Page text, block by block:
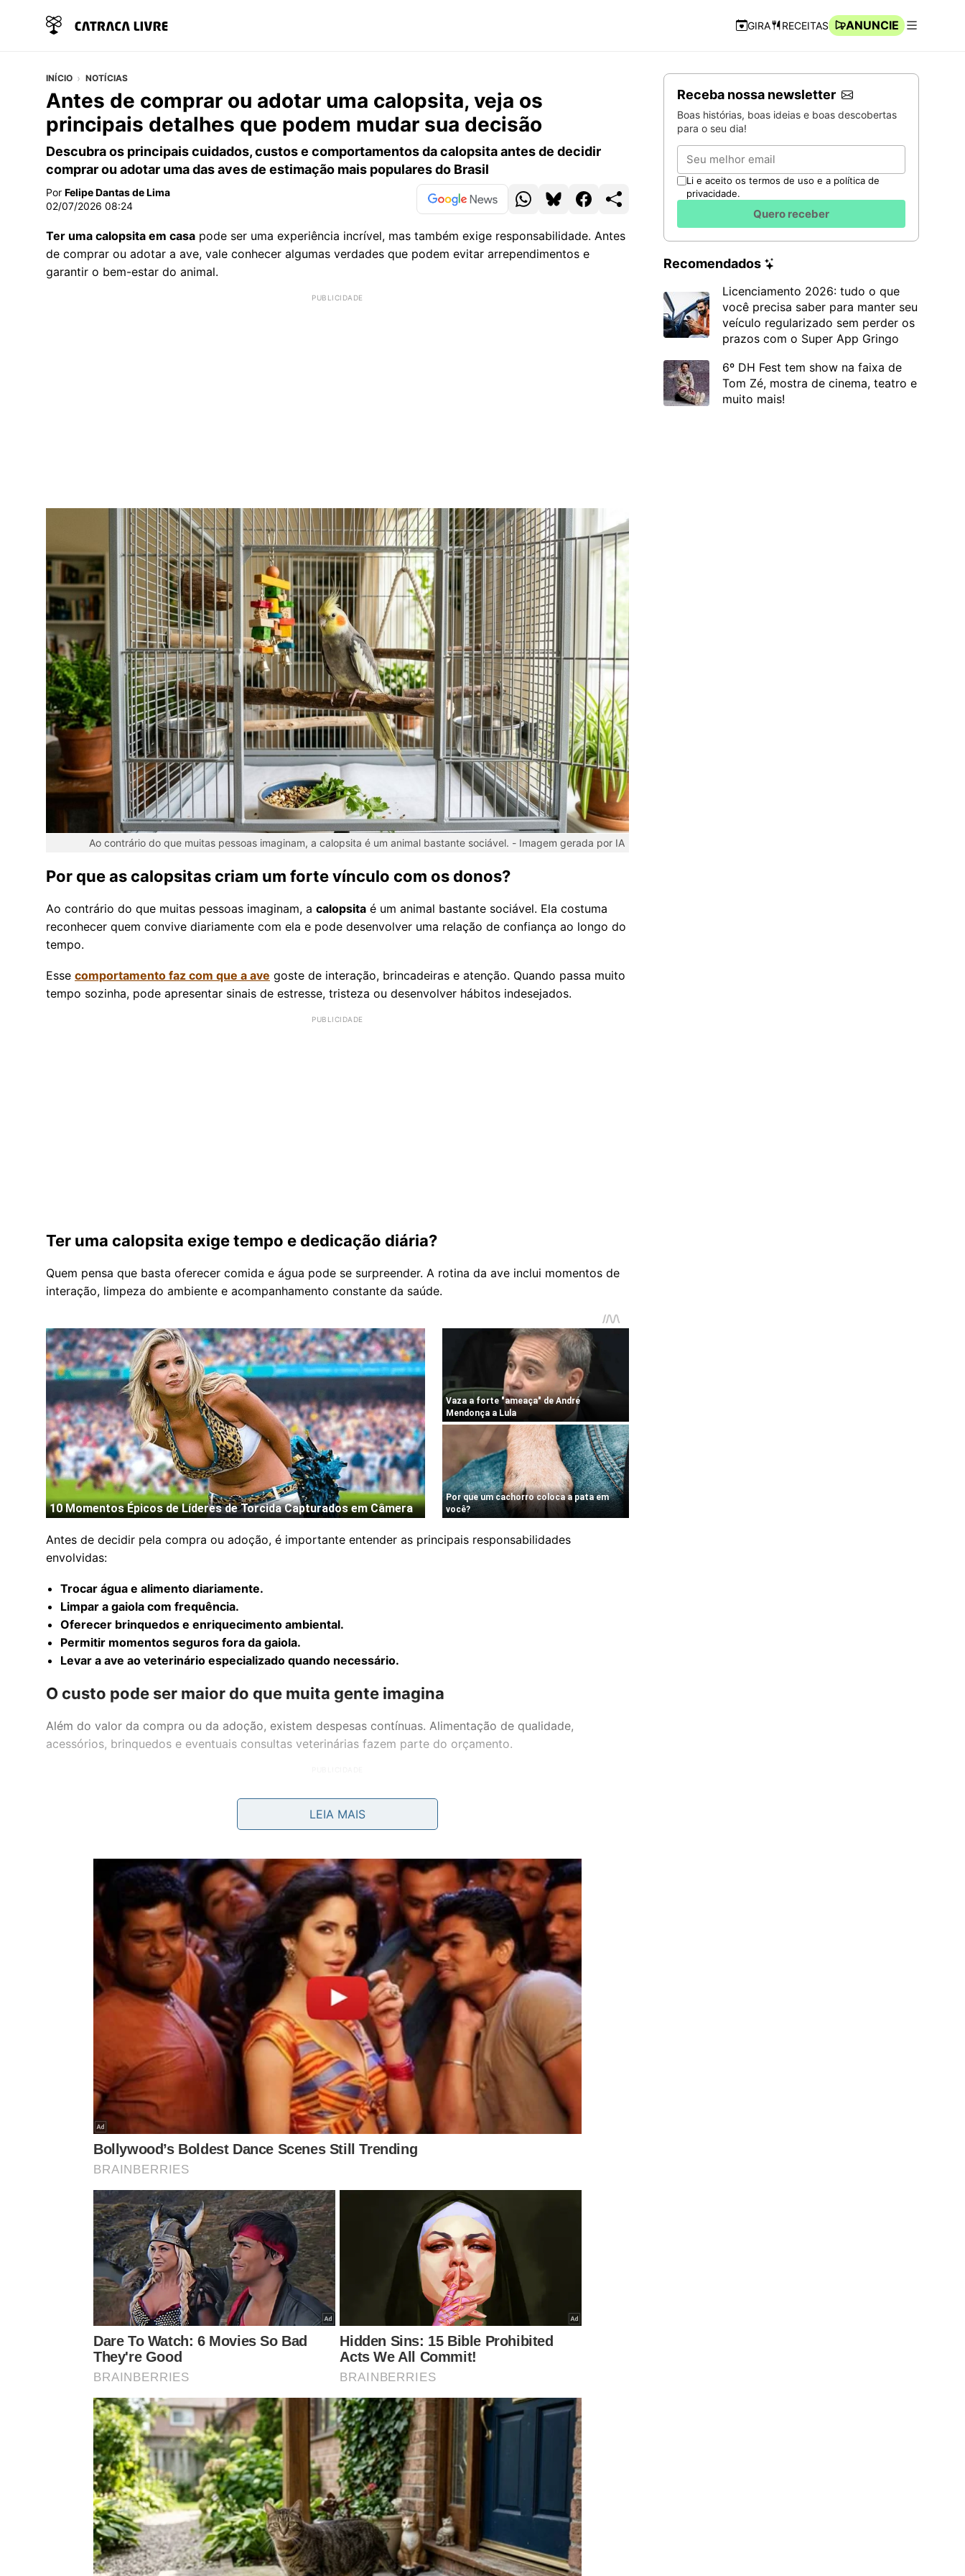
Navegação Rápida
GIRA RECEITAS
ANUNCIE
INÍCIO NOTÍCIAS
Antes de comprar ou adotar uma calopsita, veja os
principais detalhes que podem mudar sua decisão
Descubra os principais cuidados, custos e comportamentos da calopsita antes de decidir
comprar ou adotar uma das aves de estimação mais populares do Brasil
Por Felipe Dantas de Lima
02/07/2026 08:24
Ter uma calopsita em casa pode ser uma experiência incrível, mas também exige responsabilidade. Antes
de comprar ou adotar a ave, vale conhecer algumas verdades que podem evitar arrependimentos e
garantir o bem-estar do animal.
Ao contrário do que muitas pessoas imaginam, a calopsita é um animal bastante sociável. - Imagem gerada por IA
Por que as calopsitas criam um forte vínculo com os donos?
Ao contrário do que muitas pessoas imaginam, a calopsita é um animal bastante sociável. Ela costuma
reconhecer quem convive diariamente com ela e pode desenvolver uma relação de confiança ao longo do
tempo.
Esse comportamento faz com que a ave goste de interação, brincadeiras e atenção. Quando passa muito
tempo sozinha, pode apresentar sinais de estresse, tristeza ou desenvolver hábitos indesejados.
Ter uma calopsita exige tempo e dedicação diária?
Quem pensa que basta oferecer comida e água pode se surpreender. A rotina da ave inclui momentos de
interação, limpeza do ambiente e acompanhamento constante da saúde.
Antes de decidir pela compra ou adoção, é importante entender as principais responsabilidades
envolvidas:
Trocar água e alimento diariamente.
Limpar a gaiola com frequência.
Oferecer brinquedos e enriquecimento ambiental.
Permitir momentos seguros fora da gaiola.
Levar a ave ao veterinário especializado quando necessário.
O custo pode ser maior do que muita gente imagina
Além do valor da compra ou da adoção, existem despesas contínuas. Alimentação de qualidade,
acessórios, brinquedos e eventuais consultas veterinárias fazem parte do orçamento.
Também pode ser necessário investir em uma gaiola espaçosa, poleiros adequados e itens que estimulem
o comportamento natural da ave. Esses cuidados contribuem para uma vida mais saudável.
O barulho faz parte da rotina da espécie?
Embora não seja tão barulhenta quanto alguns papagaios, acalopsitacostuma vocalizar diariamente.
Assobios, chamados e sons fazem parte do comportamento natural da espécie.
LEIA MAIS
Receba nossa newsletter
Boas histórias, boas ideias e boas descobertas
para o seu dia!
Email
Li e aceito os termos de uso e a política de
privacidade.
Quero receber
Recomendados
Licenciamento 2026: tudo o que
você precisa saber para manter seu
veículo regularizado sem perder os
prazos com o Super App Gringo
6º DH Fest tem show na faixa de
Tom Zé, mostra de cinema, teatro e
muito mais!